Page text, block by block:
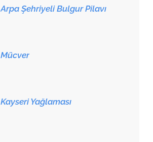
Arpa Şehriyeli Bulgur Pilavı
Mücver
Kayseri Yağlaması